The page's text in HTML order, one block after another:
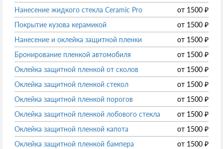
Нанесение жидкого стекла Ceramic Pro
от 1500 ₽
Покрытие кузова керамикой
от 1500 ₽
Нанесение и оклейка защитной пленки
от 1500 ₽
Бронирование пленкой автомобиля
от 1500 ₽
Оклейка защитной пленкой от сколов
от 1500 ₽
Оклейка защитной пленкой стекол
от 1500 ₽
Оклейка защитной пленкой порогов
от 1500 ₽
Оклейка защитной пленкой лобового стекла
от 1500 ₽
Оклейка защитной пленкой капота
от 1500 ₽
Оклейка защитной пленкой бампера
от 1500 ₽